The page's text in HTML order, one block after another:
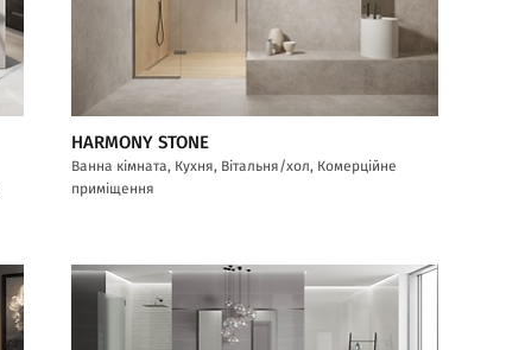
HARMONY STONE
Ванна кімната, Кухня, Вітальня/хол, Комерційне
приміщення